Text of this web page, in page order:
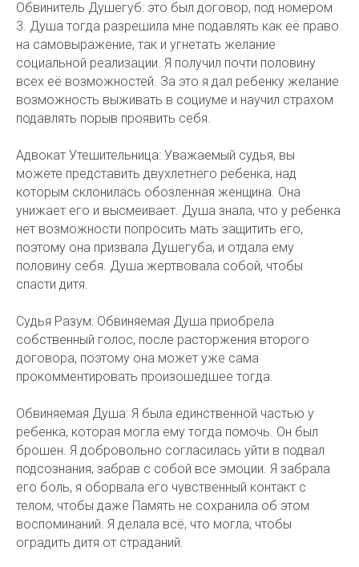
Обвинитель Душегуб: это был договор, под номером
3. Душа тогда разрешила мне подавлять как её право
на самовыражение, так и угнетать желание
социальной реализации. Я получил почти половину
всех её возможностей. За это я дал ребенку желание
возможность выживать в социуме и научил страхом
подавлять порыв проявить себя.
Адвокат Утешительница: Уважаемый судья, вы
можете представить двухлетнего ребенка, над
которым склонилась обозленная женщина. Она
унижает его и высмеивает. Душа знала, что у ребенка
нет возможности попросить мать защитить его,
поэтому она призвала Душегуба, и отдала ему
половину себя. Душа жертвовала собой, чтобы
спасти дитя.
Судья Разум: Обвиняемая Душа приобрела
собственный голос, после расторжения второго
договора, поэтому она может уже сама
прокомментировать произошедшее тогда.
Обвиняемая Душа: Я была единственной частью у
ребенка, которая могла ему тогда помочь. Он был
брошен. Я добровольно согласилась уйти в подвал
подсознания, забрав с собой все эмоции. Я забрала
его боль, я оборвала его чувственный контакт с
телом, чтобы даже Память не сохранила об этом
воспоминаний. Я делала всё, что могла, чтобы
оградить дитя от страданий.